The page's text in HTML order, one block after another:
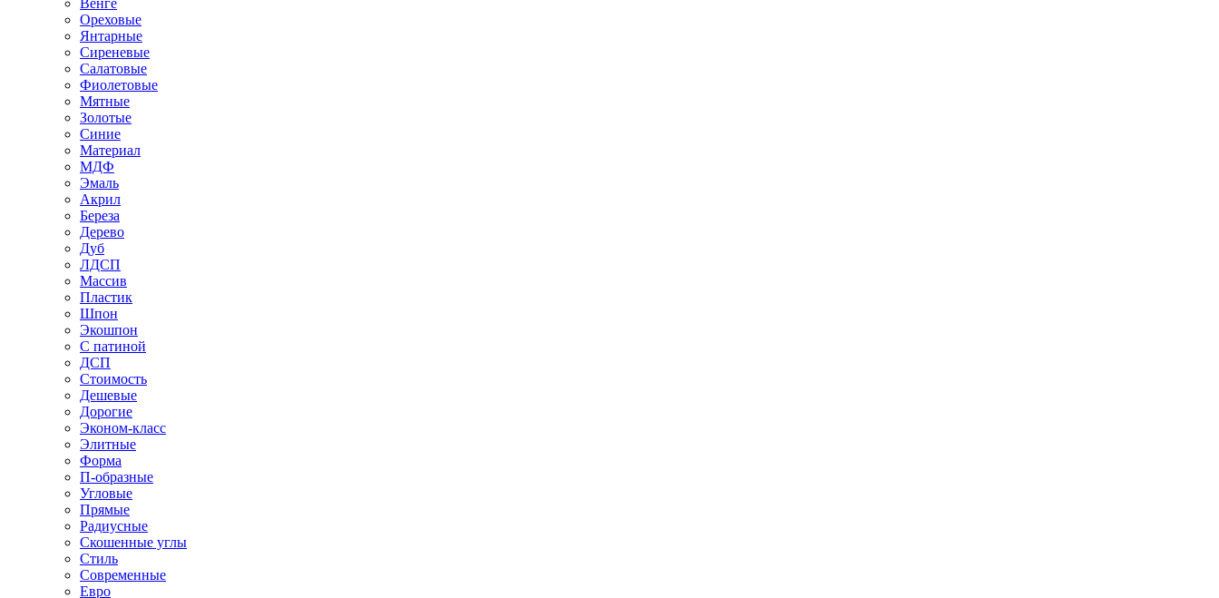
Ореховые
Янтарные
Сиреневые
Салатовые
Фиолетовые
Мятные
Золотые
Синие
Материал
МДФ
Эмаль
Акрил
Береза
Дерево
Дуб
ЛДСП
Массив
Пластик
Шпон
Экошпон
С патиной
ДСП
Стоимость
Дешевые
Дорогие
Эконом-класс
Элитные
Форма
П-образные
Угловые
Прямые
Радиусные
Скошенные углы
Стиль
Современные
Евро